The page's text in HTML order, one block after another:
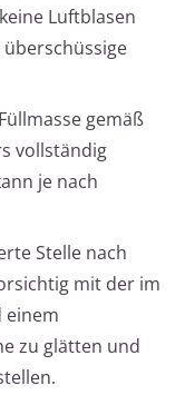
Luftblasen
gemäß
vollständig
je nach
Stelle nach
mit der im
einem
zu glätten und